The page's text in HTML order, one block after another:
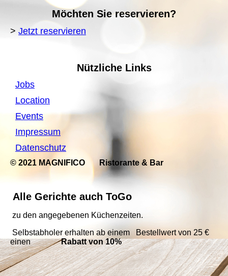
Möchten Sie reservieren?
> Jetzt reservieren
Nützliche Links
Jobs
Location
Events
Impressum
Datenschutz
© 2021 MAGNIFICO Ristorante & Bar
Alle Gerichte auch ToGo
zu den angegebenen Küchenzeiten.
Selbstabholer erhalten ab einem Bestellwert von 25 €
einenRabatt von 10%